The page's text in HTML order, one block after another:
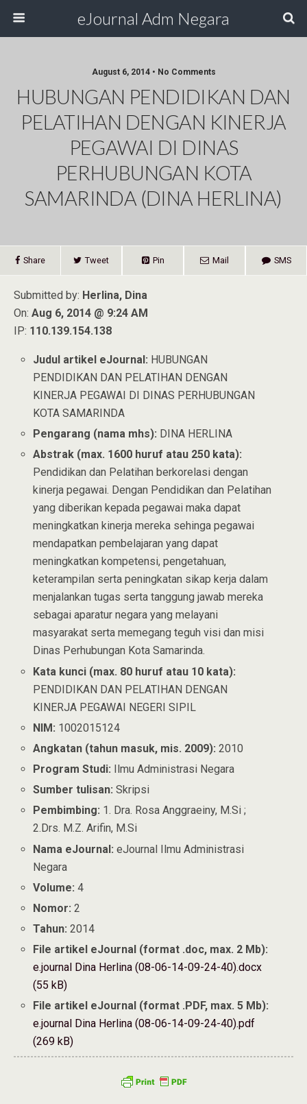
eJournal Adm Negara
August 6, 2014 • No Comments
HUBUNGAN PENDIDIKAN DAN
PELATIHAN DENGAN KINERJA
PEGAWAI DI DINAS
PERHUBUNGAN KOTA
SAMARINDA (DINA HERLINA)
Share Tweet Pin Mail SMS
Submitted by: Herlina, Dina
On: Aug 6, 2014 @ 9:24 AM
IP: 110.139.154.138
Judul artikel eJournal: HUBUNGAN
PENDIDIKAN DAN PELATIHAN DENGAN
KINERJA PEGAWAI DI DINAS PERHUBUNGAN
KOTA SAMARINDA
Pengarang (nama mhs): DINA HERLINA
Abstrak (max. 1600 huruf atau 250 kata):
Pendidikan dan Pelatihan berkorelasi dengan
kinerja pegawai. Dengan Pendidikan dan Pelatihan
yang diberikan kepada pegawai maka dapat
meningkatkan kinerja mereka sehinga pegawai
mendapatkan pembelajaran yang dapat
meningkatkan kompetensi, pengetahuan,
keterampilan serta peningkatan sikap kerja dalam
menjalankan tugas serta tanggung jawab mereka
sebagai aparatur negara yang melayani
masyarakat serta memegang teguh visi dan misi
Dinas Perhubungan Kota Samarinda.
Kata kunci (max. 80 huruf atau 10 kata):
PENDIDIKAN DAN PELATIHAN DENGAN
KINERJA PEGAWAI NEGERI SIPIL
NIM: 1002015124
Angkatan (tahun masuk, mis. 2009): 2010
Program Studi: Ilmu Administrasi Negara
Sumber tulisan: Skripsi
Pembimbing: 1. Dra. Rosa Anggraeiny, M.Si ;
2.Drs. M.Z. Arifin, M.Si
Nama eJournal: eJournal Ilmu Administrasi
Negara
Volume: 4
Nomor: 2
Tahun: 2014
File artikel eJournal (format .doc, max. 2 Mb):
e.journal Dina Herlina (08-06-14-09-24-40).docx
(55 kB)
File artikel eJournal (format .PDF, max. 5 Mb):
e.journal Dina Herlina (08-06-14-09-24-40).pdf
(269 kB)